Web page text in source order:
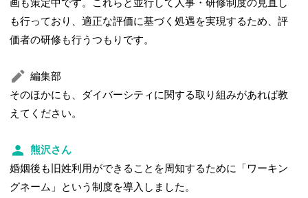
画も策定中です。これらと並行して人事・研修制度の見直し
も行っており、適正な評価に基づく処遇を実現するため、評
価者の研修も行うつもりです。
編集部
そのほかにも、ダイバーシティに関する取り組みがあれば教
えてください。
熊沢さん
婚姻後も旧姓利用ができることを周知するために「ワーキン
グネーム」という制度を導入しました。